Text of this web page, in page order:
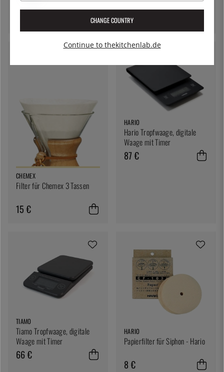
15 €
CHEMEX
Filter für Chemex 3 Tassen
15 €
HARIO
Hario Tropfwaage, digitale
Waage mit Timer
87 €
TIAMO
Tiamo Tropfwaage, digitale
Waage mit Timer
66 €
HARIO
Papierfilter für Siphon - Hario
8 €
CHANGE COUNTRY
Continue to thekitchenlab.de